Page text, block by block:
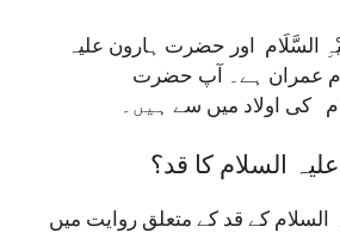
السَّلَام اور حضرت ہارون علیہ
عمران ہے۔ آپ حضرت
کی اولاد میں سے ہیں۔
السلام کا قد؟